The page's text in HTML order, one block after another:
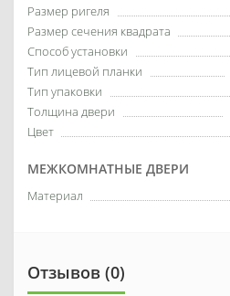
Размер ригеля
Размер сечения квадрата
Способ установки
Тип лицевой планки
Тип упаковки
Толщина двери
Цвет
МЕЖКОМНАТНЫЕ ДВЕРИ
Материал
Отзывов (0)